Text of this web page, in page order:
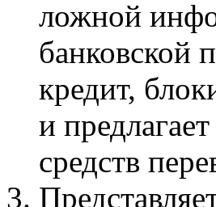
ложной
банковской
кредит,
и
средств